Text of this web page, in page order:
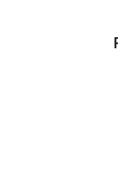
Pomiń